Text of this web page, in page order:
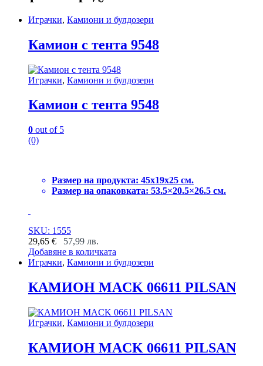
Играчки, Камиони и булдозери
Камион с тента 9548
Играчки, Камиони и булдозери
Камион с тента 9548
0 out of 5
(0)
Размер на продукта: 45x19x25 см.
Размер на опаковката: 53.5×20.5×26.5 см.
SKU: 1555
29,65 € 57,99 лв.
Добавяне в количката
Играчки, Камиони и булдозери
КАМИОН MACK 06611 PILSAN
Играчки, Камиони и булдозери
КАМИОН MACK 06611 PILSAN